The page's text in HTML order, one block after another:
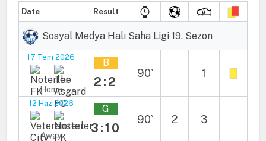
Date Result
Sosyal Medya Halı Saha Ligi 19. Sezon
17 Tem 2026
Home
B
2:2
90` 1
12 Haz 2026
Away
G
3:10
90` 2 3